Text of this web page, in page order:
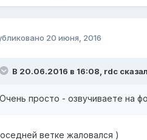
20 июня, 2016
В 20.06.2016 в 16:08, rdc
Очень просто - озвучиваете на
ветке жаловался )